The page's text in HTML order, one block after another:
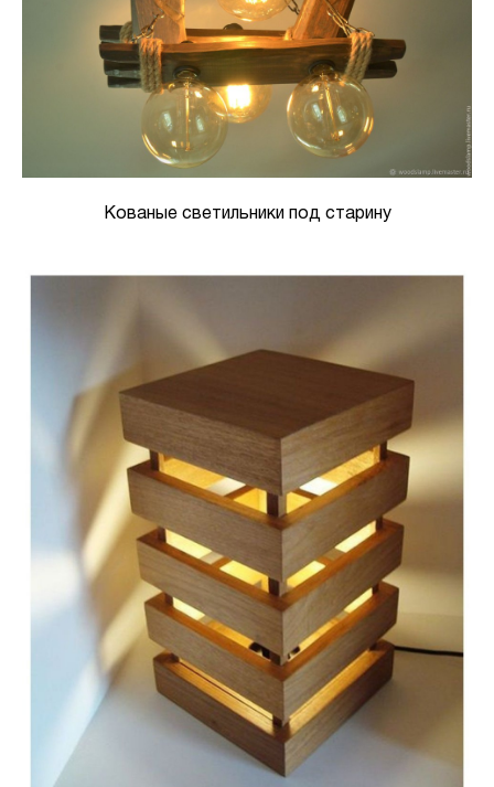
Кованые светильники под старину